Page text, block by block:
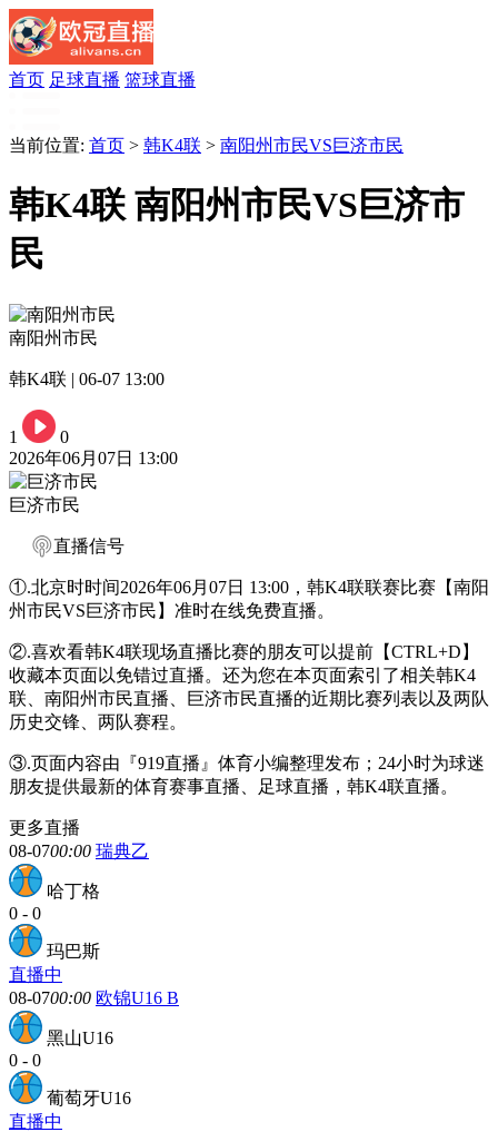
首页 足球直播 篮球直播
当前位置: 首页 > 韩K4联 > 南阳州市民VS巨济市民
韩K4联 南阳州市民VS巨济市
民
南阳州市民
韩K4联 | 06-07 13:00
1
0
2026年06月07日 13:00
巨济市民
直播信号
①.北京时时间2026年06月07日 13:00，韩K4联联赛比赛【南阳
州市民VS巨济市民】准时在线免费直播。
②.喜欢看韩K4联现场直播比赛的朋友可以提前【CTRL+D】
收藏本页面以免错过直播。还为您在本页面索引了相关韩K4
联、南阳州市民直播、巨济市民直播的近期比赛列表以及两队
历史交锋、两队赛程。
③.页面内容由『919直播』体育小编整理发布；24小时为球迷
朋友提供最新的体育赛事直播、足球直播，韩K4联直播。
更多直播
08-0700:00 瑞典乙
哈丁格
0 - 0
玛巴斯
直播中
08-0700:00 欧锦U16 B
黑山U16
0 - 0
葡萄牙U16
直播中